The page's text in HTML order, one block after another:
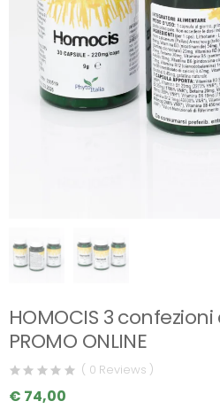
HOMOCIS 3
PROMO ONLINE
( 0 Reviews )
€ 74,00